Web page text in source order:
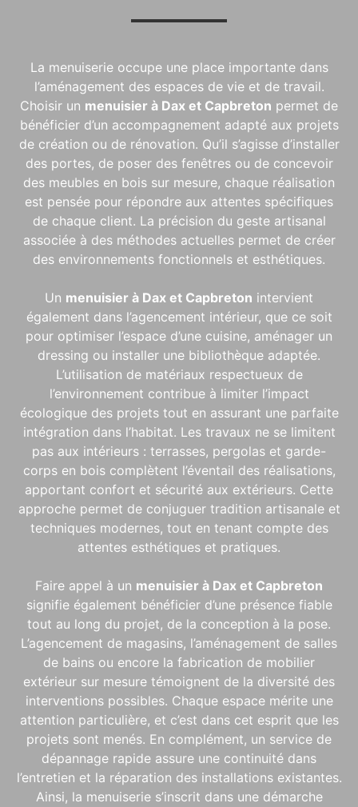
La menuiserie occupe une place importante dans
l’aménagement des espaces de vie et de travail.
Choisir un menuisier à Dax et Capbreton permet de
bénéficier d’un accompagnement adapté aux projets
de création ou de rénovation. Qu’il s’agisse d’installer
des portes, de poser des fenêtres ou de concevoir
des meubles en bois sur mesure, chaque réalisation
est pensée pour répondre aux attentes spécifiques
de chaque client. La précision du geste artisanal
associée à des méthodes actuelles permet de créer
des environnements fonctionnels et esthétiques.
Un menuisier à Dax et Capbreton intervient
également dans l’agencement intérieur, que ce soit
pour optimiser l’espace d’une cuisine, aménager un
dressing ou installer une bibliothèque adaptée.
L’utilisation de matériaux respectueux de
l’environnement contribue à limiter l’impact
écologique des projets tout en assurant une parfaite
intégration dans l’habitat. Les travaux ne se limitent
pas aux intérieurs : terrasses, pergolas et garde-
corps en bois complètent l’éventail des réalisations,
apportant confort et sécurité aux extérieurs. Cette
approche permet de conjuguer tradition artisanale et
techniques modernes, tout en tenant compte des
attentes esthétiques et pratiques.
Faire appel à un menuisier à Dax et Capbreton
signifie également bénéficier d’une présence fiable
tout au long du projet, de la conception à la pose.
L’agencement de magasins, l’aménagement de salles
de bains ou encore la fabrication de mobilier
extérieur sur mesure témoignent de la diversité des
interventions possibles. Chaque espace mérite une
attention particulière, et c’est dans cet esprit que les
projets sont menés. En complément, un service de
dépannage rapide assure une continuité dans
l’entretien et la réparation des installations existantes.
Ainsi, la menuiserie s’inscrit dans une démarche